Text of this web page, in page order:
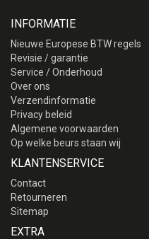
INFORMATIE
Nieuwe Europese BTW regels
Revisie / garantie
Service / Onderhoud
Over ons
Verzendinformatie
Privacy beleid
Algemene voorwaarden
Op welke beurs staan wij
KLANTENSERVICE
Contact
Retourneren
Sitemap
EXTRA